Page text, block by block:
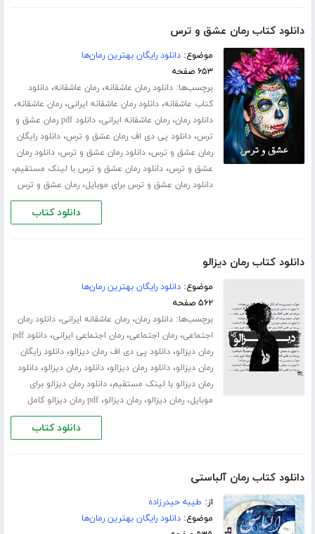
دانلود کتاب رمان عشق و ترس
موضوع:دانلود رایگان بهترین رمان‌ها
۶۵۳ صفحه
برچسب‌ها:دانلود رمان عاشقانه،رمان عاشقانه،دانلود
کتاب عاشقانه،دانلود رمان عاشقانه ایرانی،رمان عاشقانه،
دانلود رمان،رمان عاشقانه ایرانی،
دانلود pdf رمان عشق و
ترس،دانلود پی دی اف رمان عشق و ترس،دانلود رایگان
رمان عشق و ترس،دانلود رمان عشق و ترس،دانلود رمان
عشق و ترس،دانلود رمان عشق و ترس با لینک مستقیم،
دانلود رمان عشق و ترس برای موبایل،رمان عشق و ترس
دانلود کتاب
دانلود کتاب رمان دیزالو
موضوع:دانلود رایگان بهترین رمان‌ها
۵۶۲ صفحه
برچسب‌ها:دانلود رمان،رمان عاشقانه ایرانی،دانلود رمان
اجتماعی،رمان اجتماعی،رمان اجتماعی ایرانی،
دانلود pdf
رمان دیزالو،دانلود پی دی اف رمان دیزالو،دانلود رایگان
رمان دیزالو،دانلود رمان دیزالو،دانلود رمان دیزالو،دانلود
رمان دیزالو با لینک مستقیم،دانلود رمان دیزالو برای
موبایل،رمان دیزالو،رمان دیزالو،pdf رمان دیزالو کامل
دانلود کتاب
دانلود کتاب رمان آلباستی
از: طیبه حیدرزاده
موضوع:دانلود رایگان بهترین رمان‌ها